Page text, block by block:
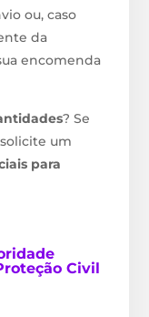
ou, caso
da
encomenda
? Se
um
para
Civil